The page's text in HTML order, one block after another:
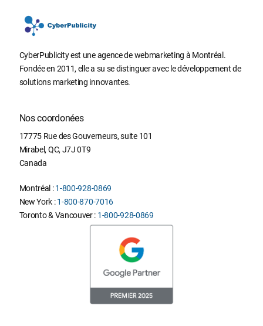
CyberPublicity est une agence de webmarketing à Montréal.
Fondée en 2011, elle a su se distinguer avec le développement de
solutions marketing innovantes.
Nos coordonées
17775 Rue des Gouverneurs, suite 101
Mirabel, QC, J7J 0T9
Canada
Montréal :1-800-928-0869
New York :1-800-870-7016
Toronto & Vancouver : 1-800-928-0869